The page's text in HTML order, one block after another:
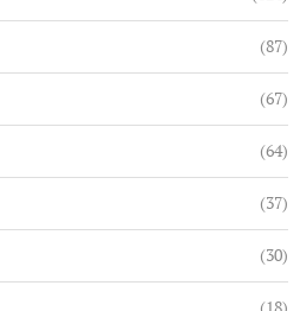
(87)
(67)
(64)
(37)
(30)